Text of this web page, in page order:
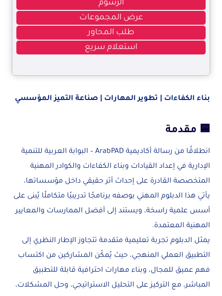
الرسوم
عرض المجموعات
طلب المحاور
استعلام سريع
بناء الكفاءات | تطوير المهارات | صناعة التميز المؤسسي
🟦 مقدمة
انطلاقًا من رسالة أكاديمية ArabPAD – البوابة العربية للتنمية
الإدارية في إعداد القيادات وبناء الكفاءات والكوادر المهنية
المتخصصة القادرة على إحداث أثر حقيقي داخل مؤسساتها،
يأتي هذا الدبلوم المهني بوصفه برنامجًا تدريبيًا متكاملًا يُبنى على
أسس علمية راسخة، ويستند إلى أفضل الممارسات والمعايير
المهنية المعتمدة.
يمثل الدبلوم تجربة تعليمية متقدمة تتجاوز الإطار النظري إلى
التطبيق العملي المنهجي، حيث يُمكّن المشاركين من اكتساب
فهم عميق للمجال، وبناء مهارات احترافية قابلة للتطبيق
المباشر، مع التركيز على التحليل الاستراتيجي، وحل المشكلات،